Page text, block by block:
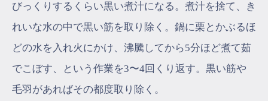
びっくりするくらい黒い煮汁になる。煮汁を捨て、き
れいな水の中で黒い筋を取り除く。鍋に栗とかぶるほ
どの水を入れ火にかけ、沸騰してから5分ほど煮て茹
でこぼす、という作業を3〜4回くり返す。黒い筋や
毛羽があればその都度取り除く。